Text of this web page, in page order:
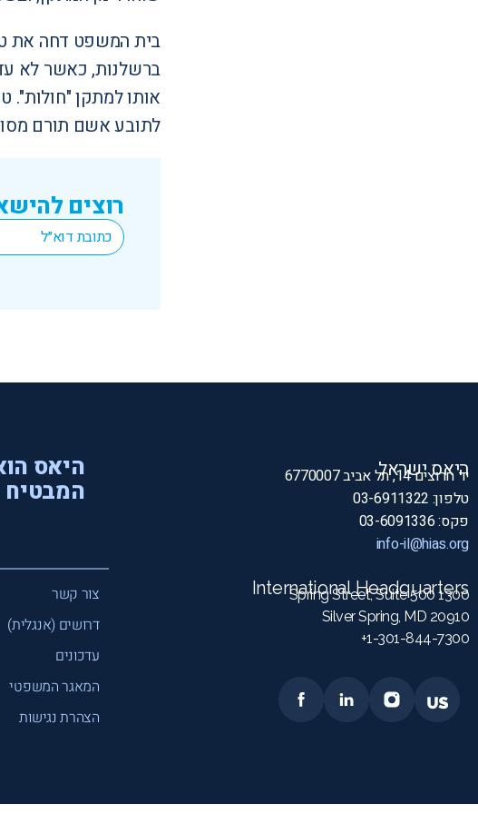
בית המשפט דחה את
ברשלנות, כאשר לא
אותו למתקן "חולות".
לתובע אשם תורם
רוצים
Email
*
היאס ישראל
יד חרוצים 14, תל אביב 6770007
טלפון: 03-6911322
פקס: 03-6091336
info-il@hias.org
International Headquarters
1300 Spring Street, Suite 500
Silver Spring, MD 20910
1-301-844-7300+
היאס
המבטיח
צור קשר
דרושים (אנגלית)
עדכונים
המאגר המשפטי
הצהרת נגישות